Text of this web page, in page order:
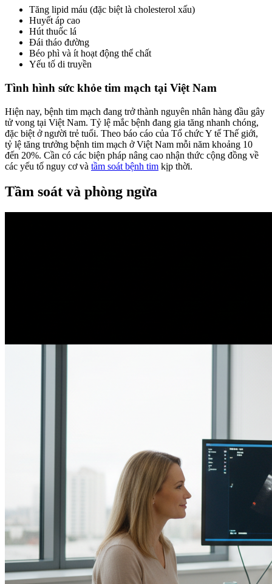
Tăng lipid máu (đặc biệt là cholesterol xấu)
Huyết áp cao
Hút thuốc lá
Đái tháo đường
Béo phì và ít hoạt động thể chất
Yếu tố di truyền
Tình hình sức khỏe tim mạch tại Việt Nam
Hiện nay, bệnh tim mạch đang trở thành nguyên nhân hàng đầu gây
tử vong tại Việt Nam. Tỷ lệ mắc bệnh đang gia tăng nhanh chóng,
đặc biệt ở người trẻ tuổi. Theo báo cáo của Tổ chức Y tế Thế giới,
tỷ lệ tăng trưởng bệnh tim mạch ở Việt Nam mỗi năm khoảng 10
đến 20%. Cần có các biện pháp nâng cao nhận thức cộng đồng về
các yếu tố nguy cơ và tầm soát bệnh tim kịp thời.
Tầm soát và phòng ngừa